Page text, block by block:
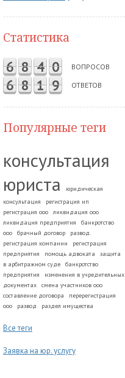
Статистика
6 8 4 0 ВОПРОСОВ
6 8 1 9 ОТВЕТОВ
Популярные теги
консультация
юриста
юридическая
консультация
регистрация ип
регистрация ооо
ликвидация ооо
ликвидация предприятия
банкротство
ооо
брачный договор
развод.
регистрация компании
регистрация
предприятия
помощь адвоката
защита
в арбитражном суде
банкротство
предприятия
изменения в учредительных
документах
смена участников ооо
составление договора
перерегистрация
ооо
развод раздел имущества
Все теги
Заявка на юр. услугу